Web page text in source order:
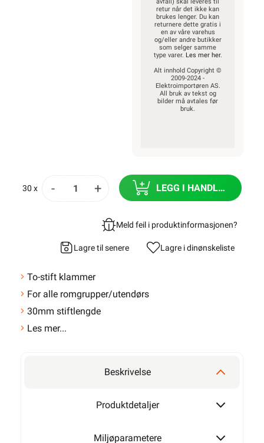
retur når det ikke kan
brukes lenger. Du kan
returnere dette gratis i
en av våre varehus
og/eller andre butikker
som selger samme
type varer. Les mer her.
Alt innhold Copyright ©
2009-2024 -
Elektroimportøren AS.
All bruk av tekst og
bilder må avtales før
bruk.
30 x - + LEGG I HANDLEKURV
Meld feil i produktinformasjonen?
Lagre til senere Lagre i dinønskeliste
To-stift klammer
For alle romgrupper/utendørs
30mm stiftlengde
Les mer...
Beskrivelse
Produktdetaljer
Miljøparametere